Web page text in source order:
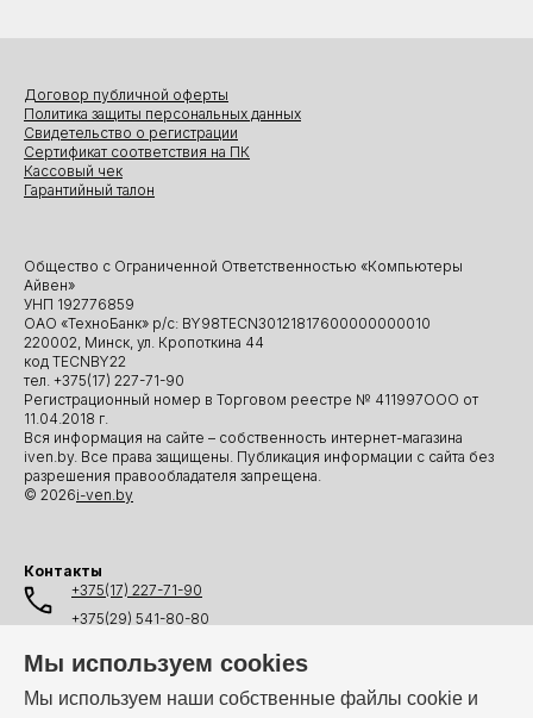
Мы используем cookies
Мы используем наши собственные файлы cookie и
Общество с Ограниченной Ответственностью «Компьютеры
Айвен»
УНП 192776859
ОАО «ТехноБанк» р/с: BY98TECN30121817600000000010
220002, Минск, ул. Кропоткина 44
код TECNBY22
тел. +375(17) 227-71-90
Регистрационный номер в Торговом реестре № 411997ООО от
11.04.2018 г.
Вся информация на сайте – собственность интернет-магазина
iven.by. Все права защищены. Публикация информации с сайта без
разрешения правообладателя запрещена.
© 2026i-ven.by
Договор публичной оферты
Политика защиты персональных данных
Свидетельство о регистрации
Сертификат соответствия на ПК
Кассовый чек
Гарантийный талон
Контакты
+375(17) 227-71-90
+375(29) 541-80-80
+375(44) 541-80-80